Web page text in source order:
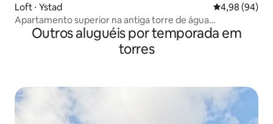
Loft ⋅ Ystad 4,98 de uma
4,98 (94)
Apartamento superior na antiga torre de água
"Nappflaskan"
Outros aluguéis por temporada em
torres